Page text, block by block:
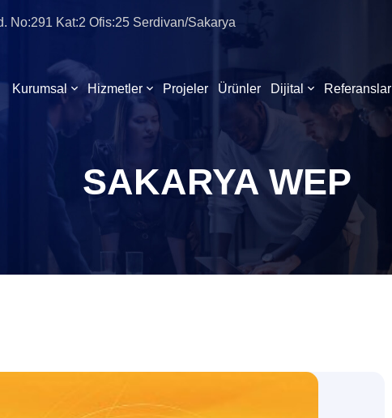
No:291 Kat:2 Ofis:25 Serdivan/Sakarya
Kurumsal Hizmetler Projeler Ürünler Dijital Referanslar
SAKARYA WEP